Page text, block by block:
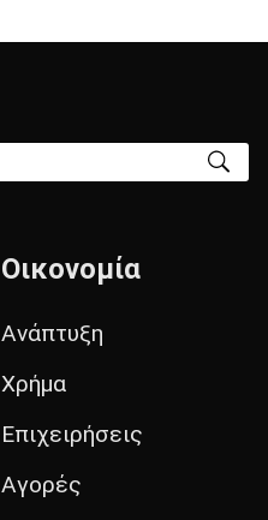
Οικονομία
Ανάπτυξη
Χρήμα
Επιχειρήσεις
Αγορές